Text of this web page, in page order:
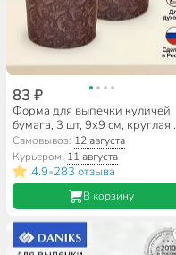
83 ₽
Форма для выпечки куличей
бумага, 3 шт, 9х9 см, круглая,
пасхальные, Мультидом, МТ8-
110
Самовывоз: 12 августа
Курьером: 11 августа
4.9•283 отзыва
В корзину